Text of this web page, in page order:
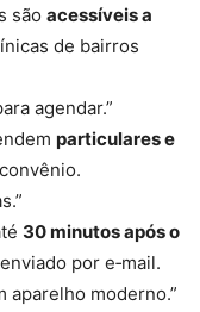
são acessíveis a
de bairros
agendar.”
particulares e
30 minutos após o
por e‑mail.
aparelho moderno.”